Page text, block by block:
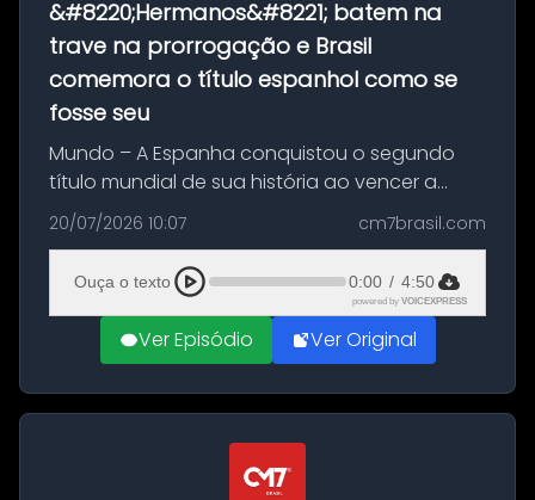
&#8220;Hermanos&#8221; batem na
trave na prorrogação e Brasil
comemora o título espanhol como se
fosse seu
Mundo – A Espanha conquistou o segundo
título mundial de sua história ao vencer a
Argentina por 1 a 0, neste domingo (19), na
decisão da Copa do Mundo de 2026. Depois
de um duelo sem gols durante o te...
20/07/2026 10:07 cm7brasil.com
Ouça o texto 0:00 / 4:50
powered by VOICEXPRESS
Ver Episódio Ver Original